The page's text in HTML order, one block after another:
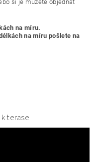
si je můžete objednat
na míru.
na míru pošlete na
terase